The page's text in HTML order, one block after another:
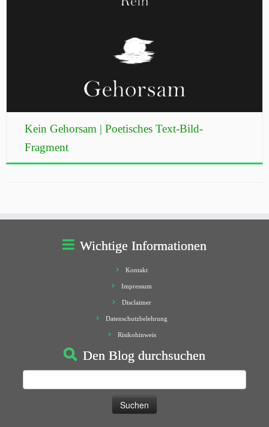
Kein Gehorsam | Poetisches Text-Bild-
Fragment
Wichtige Informationen
Kontakt
Impressum
Disclaimer
Datenschutzbelehrung
Risikohinweis
Den Blog durchsuchen